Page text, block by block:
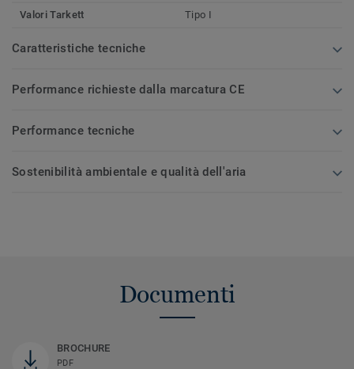
Valori Tarkett Tipo I
Caratteristiche tecniche
Performance richieste dalla marcatura CE
Performance tecniche
Sostenibilità ambientale e qualità dell'aria
Documenti
BROCHURE
PDF